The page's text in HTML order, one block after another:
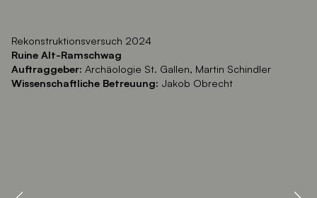
Rekonstruktionsversuch 2024
Ruine Alt-Ramschwag
Auftraggeber: Archäologie St. Gallen, Martin Schindler
Wissenschaftliche Betreuung: Jakob Obrecht